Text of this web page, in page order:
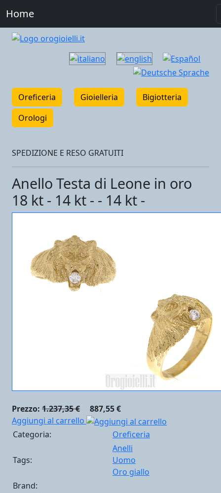
Home
Oreficeria Gioielleria
Bigiotteria
Orologi
SPEDIZIONE E RESO GRATUITI
Anello Testa di Leone in oro
18 kt - 14 kt - - 14 kt -
Prezzo: 1.237,35 €
887,55 €
Aggiungi al carrello
Categoria:
Oreficeria
Tags:
Anelli
Uomo
Oro giallo
Brand: